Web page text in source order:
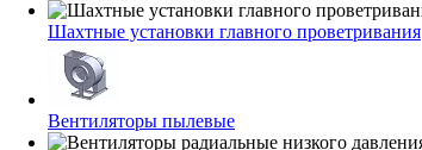
Шахтные установки главного проветривания
Вентиляторы пылевые